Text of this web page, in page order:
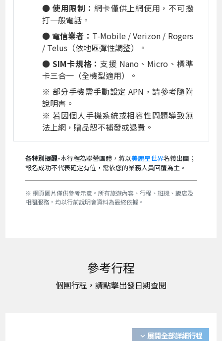
● 使用限制： 網卡僅供上網使用，不可撥
打一般電話。
● 電信業者： T-Mobile / Verizon / Rogers
/ Telus（依地區彈性調整）。
● SIM卡規格：支援 Nano、Micro、標準
卡三合一（全機型適用）。
※ 部分手機需手動設定 APN，請參考隨附
說明書。
※ 若因個人手機系統或相容性問題導致無
法上網，贈品恕不補發或退費。
各特別提醒-本行程為聯營團體，將以美麗星世界名義出團；
報名成功不代表確定有位，需依您的業務人員回覆為主。
※ 網頁圖片僅供參考示意。所有旅遊內容、行程、班機、飯店及
相關服務，均以行前說明會資料為最終依據。
expand_more 展開全部詳細行程